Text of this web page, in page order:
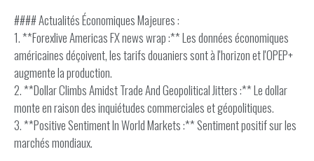
#### Actualités Économiques Majeures :
1. **Forexlive Americas FX news wrap :** Les données économiques
américaines déçoivent, les tarifs douaniers sont à l'horizon et l'OPEP+
augmente la production.
2. **Dollar Climbs Amidst Trade And Geopolitical Jitters :** Le dollar
monte en raison des inquiétudes commerciales et géopolitiques.
3. **Positive Sentiment In World Markets :** Sentiment positif sur les
marchés mondiaux.